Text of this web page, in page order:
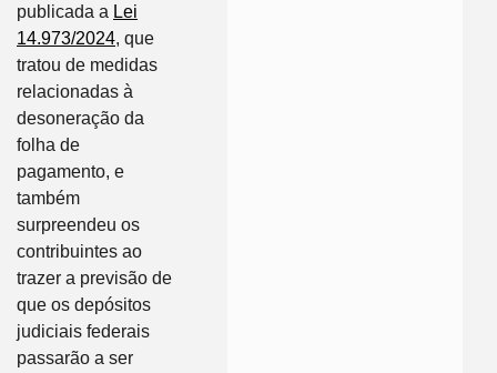
publicada a Lei
14.973/2024, que
tratou de medidas
relacionadas à
desoneração da
folha de
pagamento, e
também
surpreendeu os
contribuintes ao
trazer a previsão de
que os depósitos
judiciais federais
passarão a ser